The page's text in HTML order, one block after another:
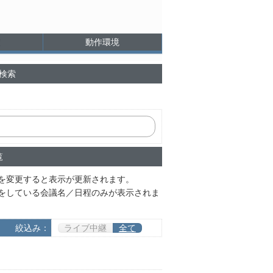
動作環境
索
更すると表示が更新されます。
ている会議名／日程のみが表示されま
絞込み： ライブ中継 全て